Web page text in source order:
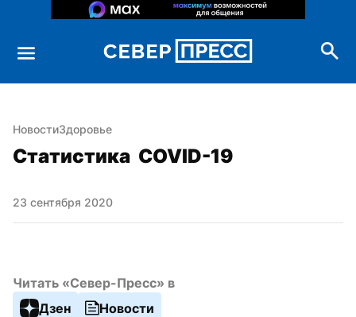
НовостиЗдоровье
Статистика  COVID-19
23 сентября 2020
Читать «Север-Пресс» в
Дзен
Новости